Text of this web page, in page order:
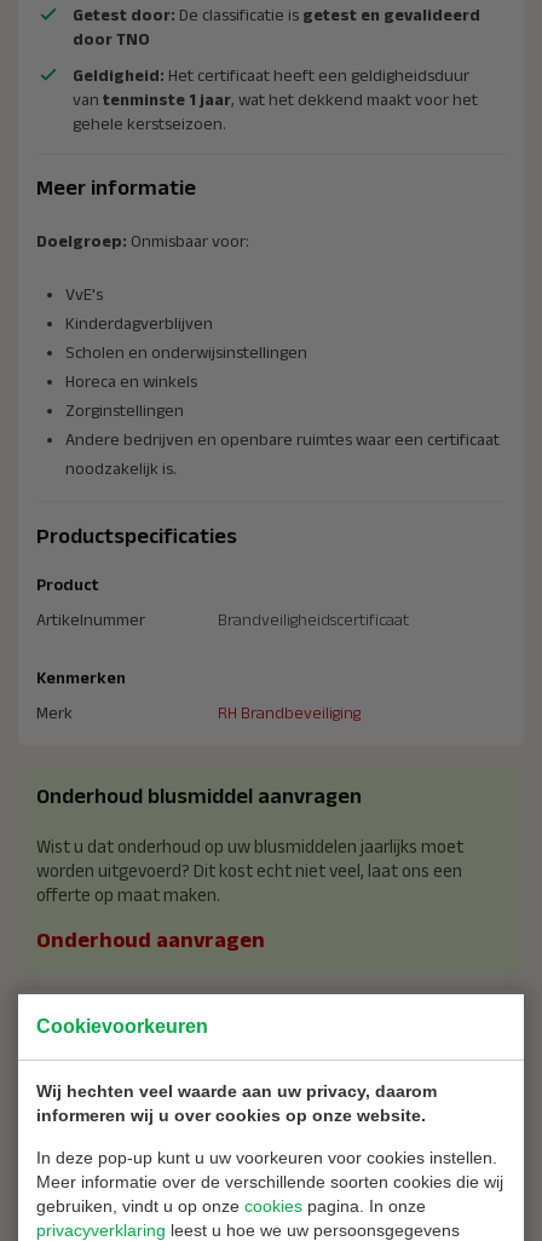
Cookievoorkeuren
Wij hechten veel waarde aan uw privacy, daarom
informeren wij u over cookies op onze website.
In deze pop-up kunt u uw voorkeuren voor cookies instellen.
Meer informatie over de verschillende soorten cookies die wij
gebruiken, vindt u op onze cookies pagina. In onze
privacyverklaring leest u hoe we uw persoonsgegevens
Getest door: De classificatie is getest en gevalideerd
door TNO
Geldigheid: Het certificaat heeft een geldigheidsduur
van tenminste 1 jaar, wat het dekkend maakt voor het
gehele kerstseizoen.
Meer informatie
Doelgroep: Onmisbaar voor:
VvE's
Kinderdagverblijven
Scholen en onderwijsinstellingen
Horeca en winkels
Zorginstellingen
Andere bedrijven en openbare ruimtes waar een certificaat
noodzakelijk is.
Productspecificaties
Product
Artikelnummer
Brandveiligheidscertificaat
Kenmerken
Merk
RH Brandbeveiliging
Onderhoud blusmiddel aanvragen
Wist u dat onderhoud op uw blusmiddelen jaarlijks moet
worden uitgevoerd? Dit kost echt niet veel, laat ons een
offerte op maat maken.
Onderhoud aanvragen
Quantumkorting / Korting bij grote afname?
aanschaf van dit product bij een grotere afname.
Waarom bij ons kopen?